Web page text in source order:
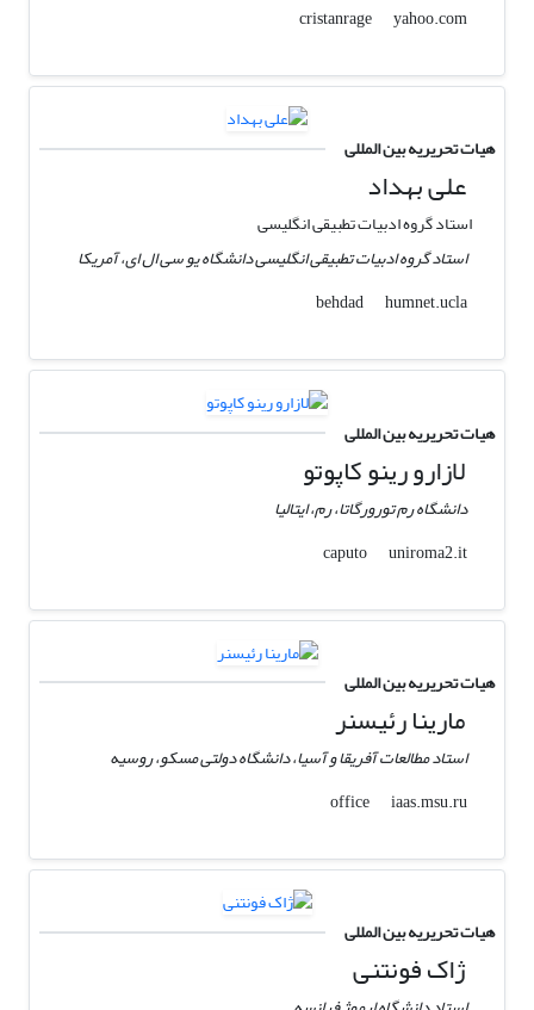
cristanrage
yahoo.com
هیات تحریریه بین المللی
علی بهداد
استاد گروه ادبیات تطبیقی انگلیسی
استاد گروه ادبیات تطبیقی انگلیسی دانشگاه یو سی ال ای، آمریکا
behdad
humnet.ucla
هیات تحریریه بین المللی
لازارو رینو کاپوتو
دانشگاه رم تورورگاتا، رم، ایتالیا
caputo
uniroma2.it
هیات تحریریه بین المللی
مارینا رئیسنر
استاد مطالعات آفریقا و آسیا، دانشگاه دولتی مسکو، روسیه
office
iaas.msu.ru
هیات تحریریه بین المللی
ژاک فونتنی